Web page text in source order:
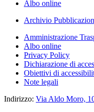
Albo online
Archivio
Amministrazione
Albo online
Privacy Policy
Dichiarazione di
Obiettivi di
Note legali
Indirizzo: Via Aldo Moro,